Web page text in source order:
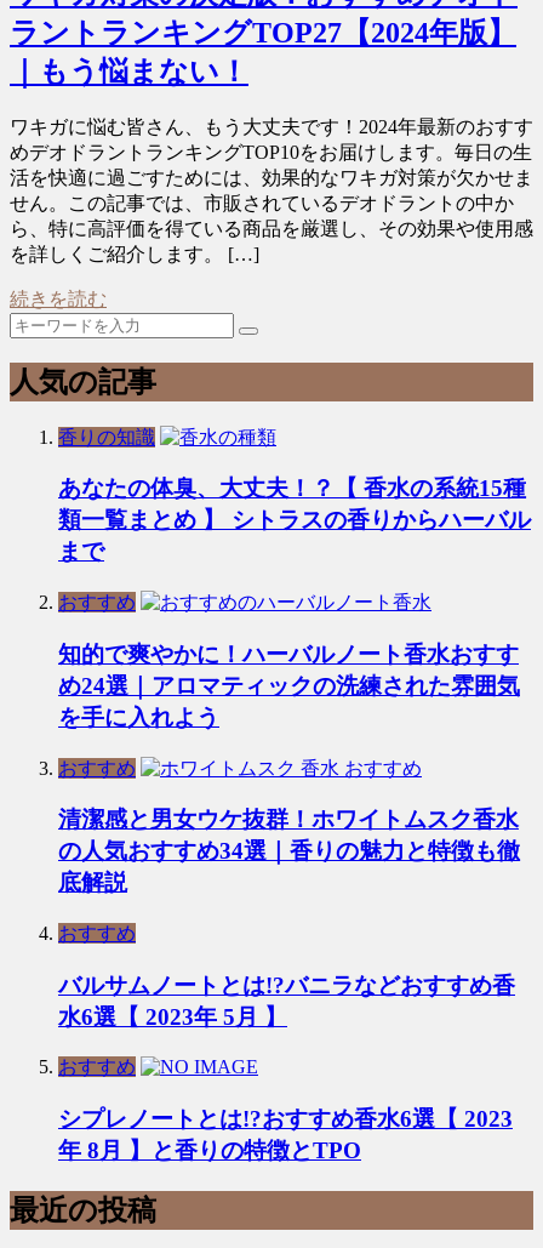
ラントランキングTOP27【2024年版】
｜もう悩まない！
ワキガに悩む皆さん、もう大丈夫です！2024年最新のおすす
めデオドラントランキングTOP10をお届けします。毎日の生
活を快適に過ごすためには、効果的なワキガ対策が欠かせま
せん。この記事では、市販されているデオドラントの中か
ら、特に高評価を得ている商品を厳選し、その効果や使用感
を詳しくご紹介します。 […]
続きを読む
人気の記事
香りの知識
あなたの体臭、大丈夫！？【 香水の系統15種
類一覧まとめ 】 シトラスの香りからハーバル
まで
おすすめ
知的で爽やかに！ハーバルノート香水おすす
め24選｜アロマティックの洗練された雰囲気
を手に入れよう
おすすめ
清潔感と男女ウケ抜群！ホワイトムスク香水
の人気おすすめ34選｜香りの魅力と特徴も徹
底解説
おすすめ
バルサムノートとは!?バニラなどおすすめ香
水6選【 2023年 5月 】
おすすめ
シプレノートとは!?おすすめ香水6選【 2023
年 8月 】と香りの特徴とTPO
最近の投稿